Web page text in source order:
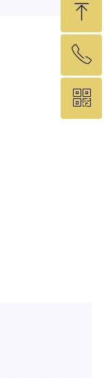
ꁸ
回到顶部
ꂅ
19575460049
ꀥ